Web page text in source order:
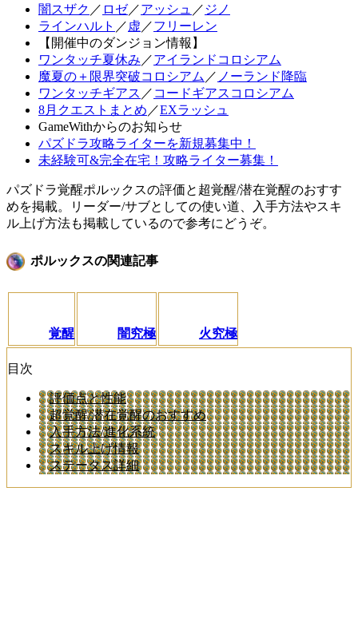
闇スザク ／ ロゼ／アッシュ ／ ジノ
ラインハルト ／ 虚 ／フリーレン
【開催中のダンジョン情報】
ワンタッチ夏休み ／アイランドコロシアム
魔夏の＋限界突破コロシアム ／ ノーランド降臨
ワンタッチギアス ／ コードギアスコロシアム
8月クエストまとめ ／EXラッシュ
GameWithからのお知らせ
パズドラ攻略ライターを新規募集中！
未経験可&完全在宅！攻略ライター募集！
パズドラ覚醒ポルックスの評価と超覚醒/潜在覚醒のおすす
めを掲載。リーダー/サブとしての使い道、入手方法やスキ
ル上げ方法も掲載しているので参考にどうぞ。
ポルックスの関連記事
覚醒 闇究極 火究極
目次
評価点と性能
超覚醒/潜在覚醒のおすすめ
入手方法/進化系統
スキル上げ情報
ステータス詳細